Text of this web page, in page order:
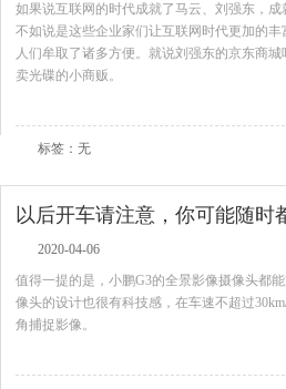
如果说互联网的时代成就了马云、刘强东，
不如说是这些企业家们让互联网时代更加的
人们牟取了诸多方便。就说刘强东的京东商
卖光碟的小商贩。
标签：无
以后开车请注意，你可能随时
2020-04-06
值得一提的是，小鹏G3的全景影像摄像头都
像头的设计也很有科技感，在车速不超过
角捕捉影像。